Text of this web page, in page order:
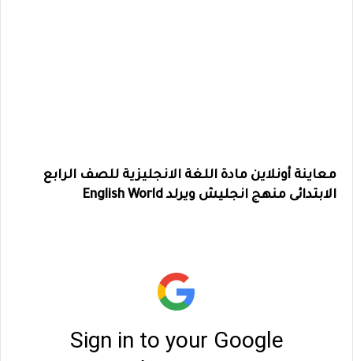
معاينة أونلاين مادة اللغة الانجليزية للصف الرابع
الابتدائى منهج انجليش ويرلد English World